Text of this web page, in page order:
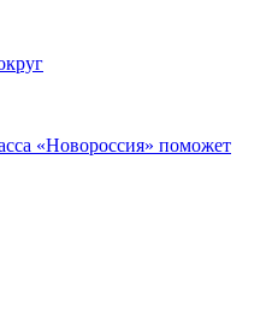
«Новороссия» поможет